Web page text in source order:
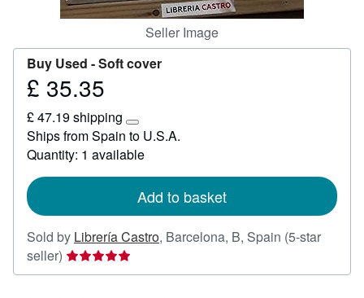
Seller Image
Buy Used -Soft cover
Price
35.35
£ 35.35
£ 47.19 shipping
Learn
more
about
rates
Ships from Spain to U.S.A.
Quantity: 1 available
Add to basket
Sold by Librería Castro, Barcelona, B, Spain (5-star
seller) Seller
rating